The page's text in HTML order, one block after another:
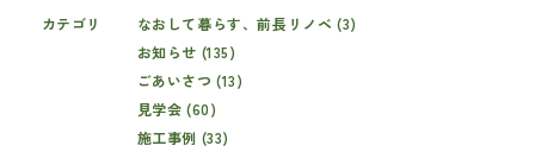
カテゴリ
なおして暮らす、前長リノベ (3)
お知らせ (135)
ごあいさつ (13)
見学会 (60)
施工事例 (33)